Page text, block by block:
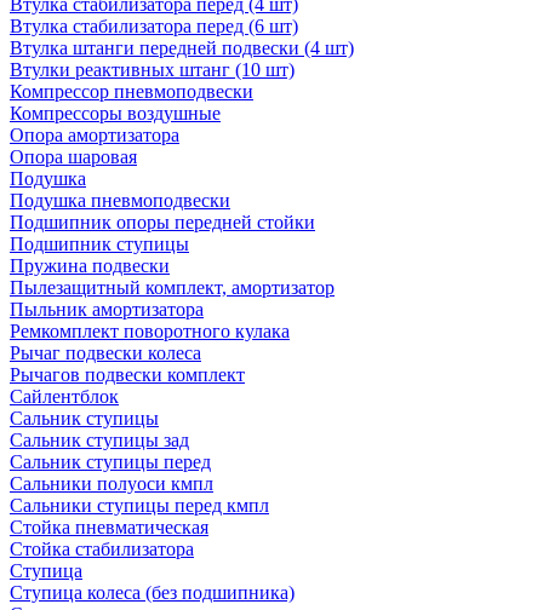
Втулка стабилизатора перед (6 шт)
Втулка штанги передней подвески (4 шт)
Втулки реактивных штанг (10 шт)
Компрессор пневмоподвески
Компрессоры воздушные
Опора амортизатора
Опора шаровая
Подушка
Подушка пневмоподвески
Подшипник опоры передней стойки
Подшипник ступицы
Пружина подвески
Пылезащитный комплект, амортизатор
Пыльник амортизатора
Ремкомплект поворотного кулака
Рычаг подвески колеса
Рычагов подвески комплект
Сайлентблок
Сальник ступицы
Сальник ступицы зад
Сальник ступицы перед
Сальники полуоси кмпл
Сальники ступицы перед кмпл
Стойка пневматическая
Стойка стабилизатора
Ступица
Ступица колеса (без подшипника)